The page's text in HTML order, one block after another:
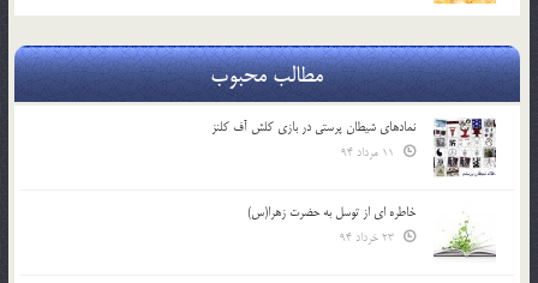
مطالب محبوب
نمادهای شیطان پرستی در بازی کلش آف کلنز
خاطره ای از توسل به حضرت زهرا(س)